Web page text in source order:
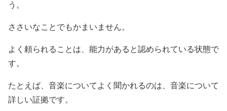
う。
ささいなことでもかまいません。
よく頼られることは、能力があると認められている状態で
す。
たとえば、音楽についてよく聞かれるのは、音楽について
詳しい証拠です。